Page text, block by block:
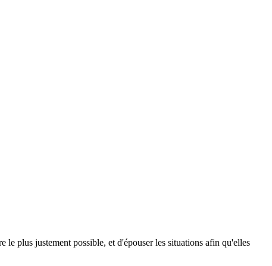
plus justement possible, et d'épouser les situations afin qu'elles